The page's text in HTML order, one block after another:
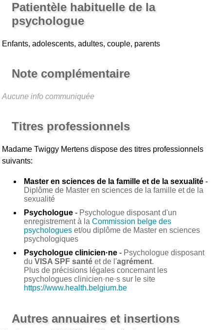
Patientèle habituelle de la
psychologue
Enfants, adolescents, adultes, couple, parents
Note complémentaire
Aucune info communiquée
Titres professionnels
Madame Twiggy Mertens dispose des titres professionnels
suivants:
Master en sciences de la famille et de la sexualité -
Diplôme de Master en sciences de la famille et de la
sexualité
Psychologue - Psychologue disposant d'un
enregistrement à laCommission belge des
psychologues et/ou diplôme de Master en sciences
psychologiques
Psychologue clinicien·ne - Psychologue disposant
duVISA SPF santé et de l'agrément.
Plus de précisions légales concernant les
psychologues clinicien·ne·s sur le site
https://www.health.belgium.be
Autres annuaires et insertions